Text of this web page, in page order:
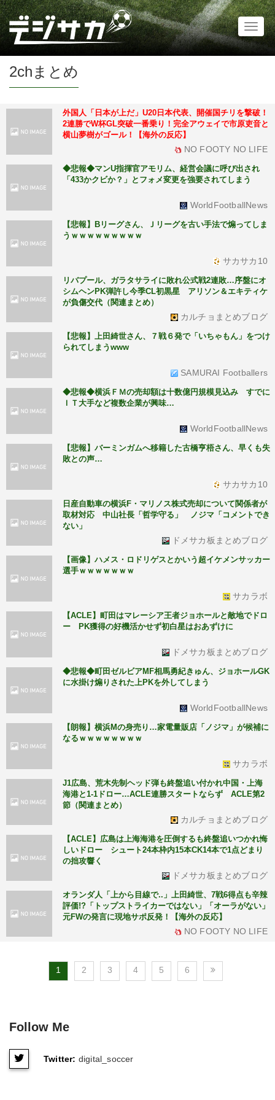
2chまとめ
外国人「日本が上だ」U20日本代表、開催国チリを撃破！
2連勝でW杯GL突破一番乗り！完全アウェイで市原吏音と
横山夢樹がゴール！【海外の反応】
NO FOOTY NO LIFE
◆悲報◆マンU指揮官アモリム、経営会議に呼び出され
「433かクビか？」とフォメ変更を強要されてしまう
WorldFootballNews
【悲報】Bリーグさん、Ｊリーグを古い手法で煽ってしま
うｗｗｗｗｗｗｗｗｗ
サカサカ10
リバプール、ガラタサライに敗れ公式戦2連敗…序盤にオ
シムヘンPK弾許し今季CL初黒星 アリソン＆エキティケ
が負傷交代（関連まとめ）
カルチョまとめブログ
【悲報】上田綺世さん、７戦６発で「いちゃもん」をつけ
られてしまうwww
SAMURAI Footballers
◆悲報◆横浜ＦＭの売却額は十数億円規模見込み すでに
ＩＴ大手など複数企業が興味…
WorldFootballNews
【悲報】バーミンガムへ移籍した古橋亨梧さん、早くも失
敗との声…
サカサカ10
日産自動車の横浜F・マリノス株式売却について関係者が
取材対応 中山社長「哲学守る」 ノジマ「コメントでき
ない」
ドメサカ板まとめブログ
【画像】ハメス・ロドリゲスとかいう超イケメンサッカー
選手ｗｗｗｗｗｗｗ
サカラボ
【ACLE】町田はマレーシア王者ジョホールと敵地でドロ
ー PK獲得の好機活かせず初白星はおあずけに
ドメサカ板まとめブログ
◆悲報◆町田ゼルビアMF相馬勇紀きゅん、ジョホールGK
に水掛け煽りされた上PKを外してしまう
WorldFootballNews
【朗報】横浜Mの身売り…家電量販店「ノジマ」が候補に
なるｗｗｗｗｗｗｗｗ
サカラボ
J1広島、荒木先制ヘッド弾も終盤追い付かれ中国・上海
海港と1-1ドロー…ACLE連勝スタートならず ACLE第2
節（関連まとめ）
カルチョまとめブログ
【ACLE】広島は上海海港を圧倒するも終盤追いつかれ悔
しいドロー シュート24本枠内15本CK14本で1点どまり
の拙攻響く
ドメサカ板まとめブログ
オランダ人「上から目線で..」上田綺世、7戦6得点も辛辣
評価!?「トップストライカーではない」「オーラがない」
元FWの発言に現地サポ反発！【海外の反応】
NO FOOTY NO LIFE
1 2 3 4 5 6
Follow Me
Twitter: digital_soccer